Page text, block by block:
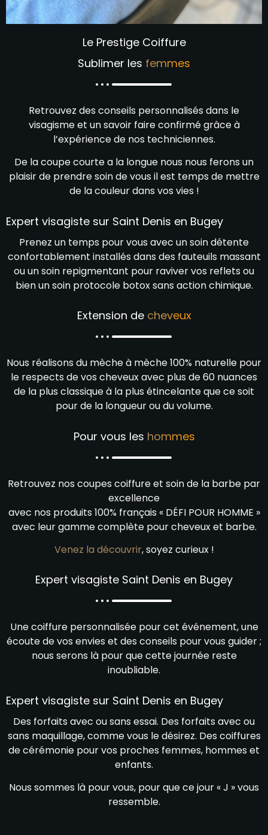
Le Prestige Coiffure
Sublimer les femmes
Retrouvez des conseils personnalisés dans le
visagisme et un savoir faire confirmé grâce à
l’expérience de nos techniciennes.
De la coupe courte a la longue nous nous ferons un
plaisir de prendre soin de vous il est temps de mettre
de la couleur dans vos vies !
Expert visagiste sur Saint Denis en Bugey
Prenez un temps pour vous avec un soin détente
confortablement installés dans des fauteuils massant
ou un soin repigmentant pour raviver vos reflets ou
bien un soin protocole botox sans action chimique.
Extension de cheveux
Nous réalisons du mèche à mèche 100% naturelle pour
le respects de vos cheveux avec plus de 60 nuances
de la plus classique à la plus étincelante que ce soit
pour de la longueur ou du volume.
Pour vous les hommes
Retrouvez nos coupes coiffure et soin de la barbe par
excellence
avec nos produits 100% français « DÉFI POUR HOMME »
avec leur gamme complète pour cheveux et barbe.
Venez la découvrir, soyez curieux !
Expert visagiste Saint Denis en Bugey
Une coiffure personnalisée pour cet événement, une
écoute de vos envies et des conseils pour vous guider ;
nous serons là pour que cette journée reste
inoubliable.
Expert visagiste sur Saint Denis en Bugey
Des forfaits avec ou sans essai. Des forfaits avec ou
sans maquillage, comme vous le désirez. Des coiffures
de cérémonie pour vos proches femmes, hommes et
enfants.
Nous sommes là pour vous, pour que ce jour « J » vous
ressemble.